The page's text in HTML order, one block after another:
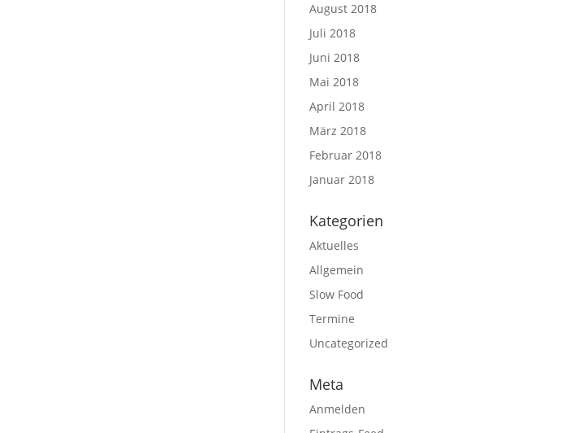
August 2018
Juli 2018
Juni 2018
Mai 2018
April 2018
März 2018
Februar 2018
Januar 2018
Kategorien
Aktuelles
Allgemein
Slow Food
Termine
Uncategorized
Meta
Anmelden